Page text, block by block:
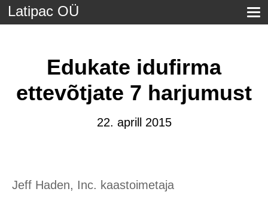
Latipac OÜ
Edukate idufirma
ettevõtjate 7 harjumust
22. aprill 2015
Jeff Haden, Inc. kaastoimetaja